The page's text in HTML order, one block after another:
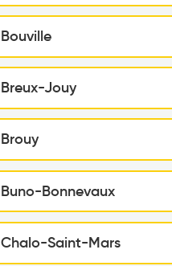
Bouville
Breux-Jouy
Brouy
Buno-Bonnevaux
Chalo-Saint-Mars